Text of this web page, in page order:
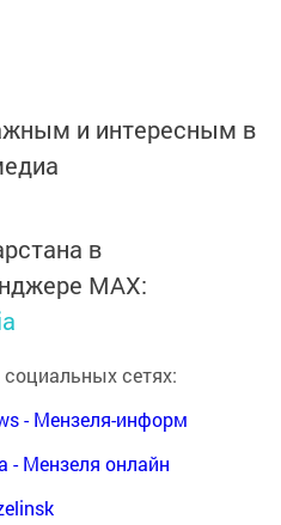
и интересным в
в
MАХ:
сетях:
- Мензеля-информ
- Мензеля онлайн